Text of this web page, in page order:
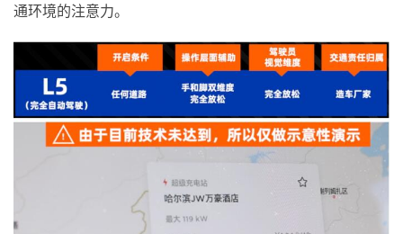
通环境的注意力。